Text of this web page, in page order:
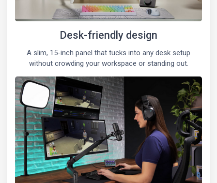
Desk-friendly design
A slim, 15-inch panel that tucks into any desk setup
without crowding your workspace or standing out.